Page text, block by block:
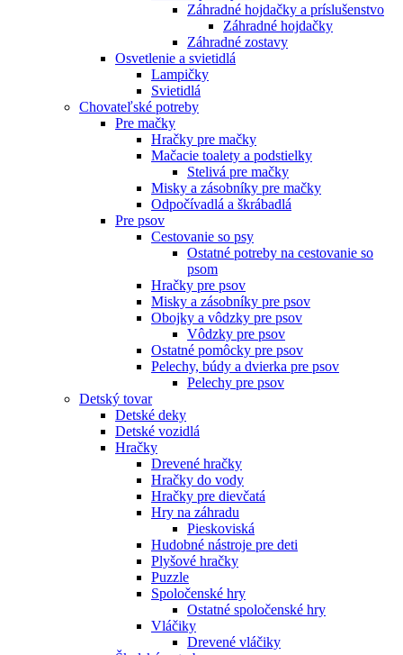
Záhradné hojdačky a príslušenstvo
Záhradné hojdačky
Záhradné zostavy
Osvetlenie a svietidlá
Lampičky
Svietidlá
Chovateľské potreby
Pre mačky
Hračky pre mačky
Mačacie toalety a podstielky
Stelivá pre mačky
Misky a zásobníky pre mačky
Odpočívadlá a škrábadlá
Pre psov
Cestovanie so psy
Ostatné potreby na cestovanie so
psom
Hračky pre psov
Misky a zásobníky pre psov
Obojky a vôdzky pre psov
Vôdzky pre psov
Ostatné pomôcky pre psov
Pelechy, búdy a dvierka pre psov
Pelechy pre psov
Detský tovar
Detské deky
Detské vozidlá
Hračky
Drevené hračky
Hračky do vody
Hračky pre dievčatá
Hry na záhradu
Pieskoviská
Hudobné nástroje pre deti
Plyšové hračky
Puzzle
Spoločenské hry
Ostatné spoločenské hry
Vláčiky
Drevené vláčiky